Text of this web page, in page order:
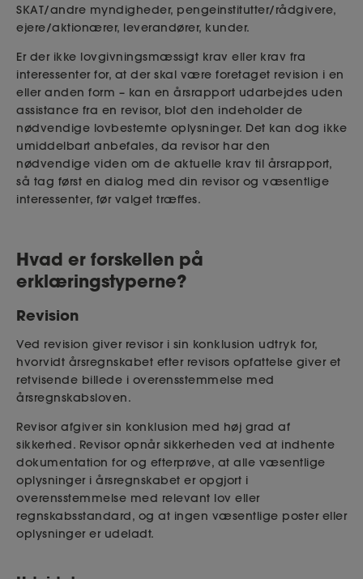
SKAT/andre myndigheder, pengeinstitutter/rådgivere,
ejere/aktionærer, leverandører, kunder.
Er der ikke lovgivningsmæssigt krav eller krav fra
interessenter for, at der skal være foretaget revision i en
eller anden form – kan en årsrapport udarbejdes uden
assistance fra en revisor, blot den indeholder de
nødvendige lovbestemte oplysninger. Det kan dog ikke
umiddelbart anbefales, da revisor har den
nødvendige viden om de aktuelle krav til årsrapport,
så tag først en dialog med din revisor og væsentlige
interessenter, før valget træffes.
Hvad er forskellen på
erklæringstyperne?
Revision
Ved revision giver revisor i sin konklusion udtryk for,
hvorvidt årsregnskabet efter revisors opfattelse giver et
retvisende billede i overensstemmelse med
årsregnskabsloven.
Revisor afgiver sin konklusion med høj grad af
sikkerhed. Revisor opnår sikkerheden ved at indhente
dokumentation for og efterprøve, at alle væsentlige
oplysninger i årsregnskabet er opgjort i
overensstemmelse med relevant lov eller
regnskabsstandard, og at ingen væsentlige poster eller
oplysninger er udeladt.